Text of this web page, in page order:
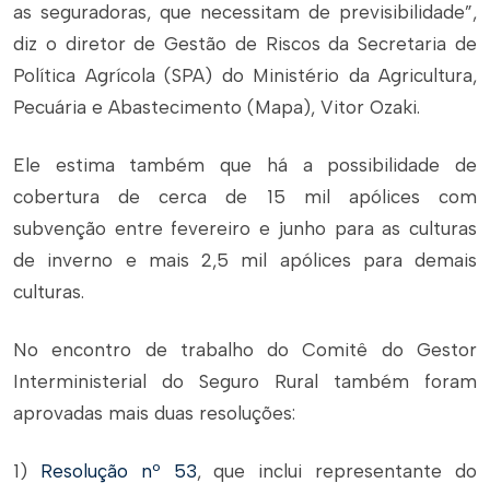
as seguradoras, que necessitam de previsibilidade”,
diz o diretor de Gestão de Riscos da Secretaria de
Política Agrícola (SPA) do Ministério da Agricultura,
Pecuária e Abastecimento (Mapa), Vitor Ozaki.
Ele estima também que há a possibilidade de
cobertura de cerca de 15 mil apólices com
subvenção entre fevereiro e junho para as culturas
de inverno e mais 2,5 mil apólices para demais
culturas.
No encontro de trabalho do Comitê do Gestor
Interministerial do Seguro Rural também foram
aprovadas mais duas resoluções:
1) Resolução nº 53, que inclui representante do